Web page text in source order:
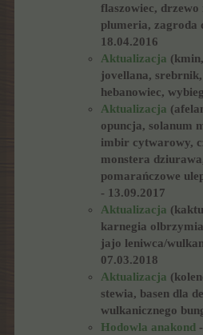
flaszowiec, drzewo
plumeria, zagroda
18.04.2016
Aktualizacja
jovellana,
hebanowiec,
Aktualizacja
opuncja, solanum
imbir cytwarowy,
monstera
pomarańczowe
- 13.09.2017
Aktualizacja
karnegia
jajo leniwca/
07.03.2018
Aktualizacja
stewia, basen dla
wulkanicznego
Hodowla anakond